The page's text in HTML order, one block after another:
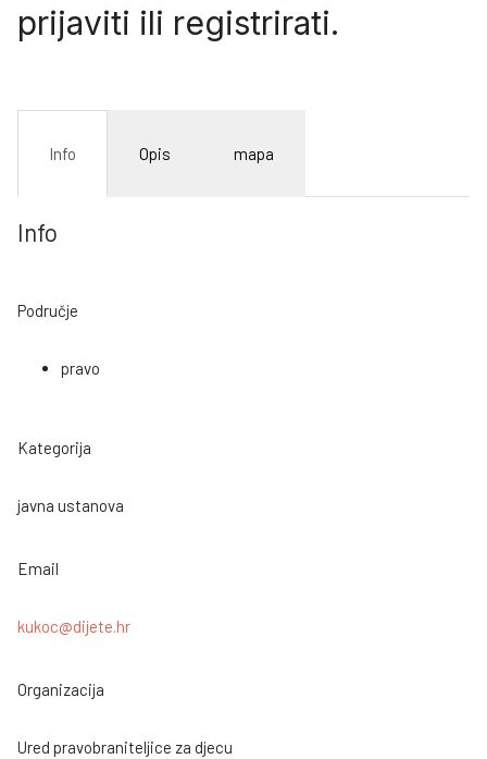
prijaviti ili registrirati.
Info Opis mapa
Info
Područje
pravo
Kategorija
javna ustanova
Email
kukoc@dijete.hr
Organizacija
Ured pravobraniteljice za djecu